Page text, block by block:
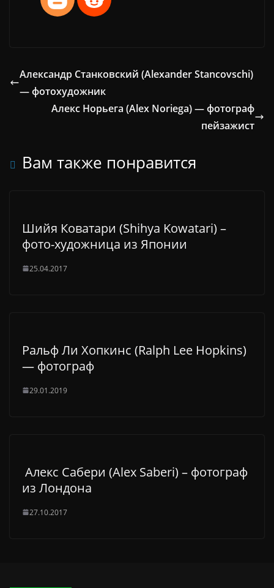
Александр Станковский (Alexander Stancovschi)
— фотохудожник
Алекс Норьега (Alex Noriega) — фотограф
пейзажист
Вам также понравится
Шийя Коватари (Shihya Kowatari) –
фото-художница из Японии
25.04.2017
Ральф Ли Хопкинс (Ralph Lee Hopkins)
— фотограф
29.01.2019
Алекс Сабери (Alex Saberi) – фотограф
из Лондона
27.10.2017